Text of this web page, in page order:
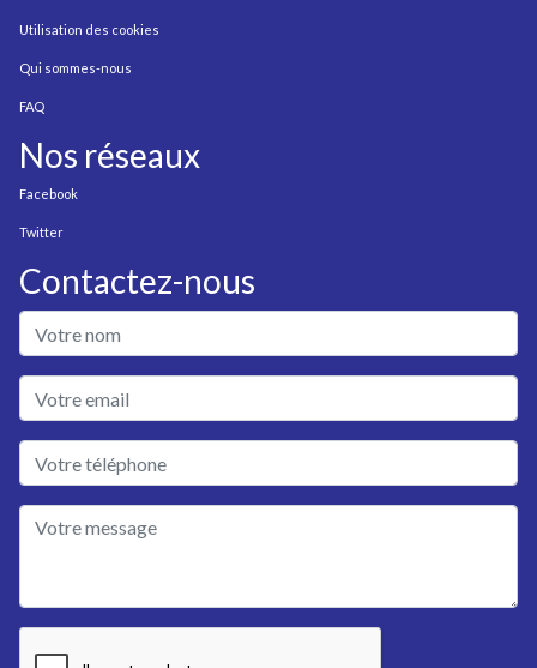
Utilisation des cookies
Qui sommes-nous
FAQ
Nos réseaux
Facebook
Twitter
Contactez-nous